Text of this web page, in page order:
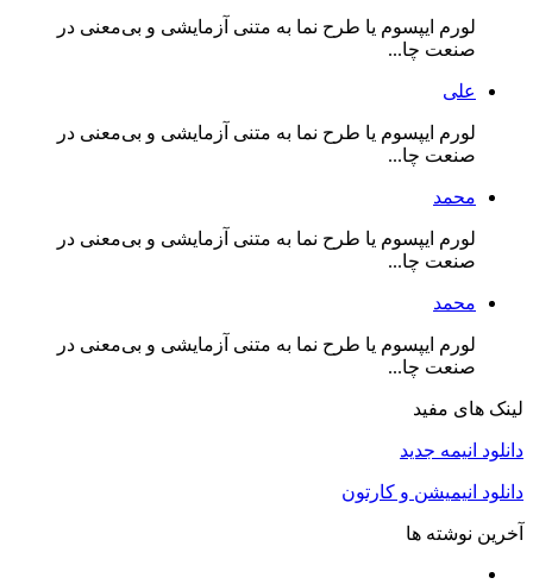
لورم ایپسوم یا طرح‌ نما به متنی آزمایشی و بی‌معنی در
صنعت چا...
علی
لورم ایپسوم یا طرح‌ نما به متنی آزمایشی و بی‌معنی در
صنعت چا...
محمد
لورم ایپسوم یا طرح‌ نما به متنی آزمایشی و بی‌معنی در
صنعت چا...
محمد
لورم ایپسوم یا طرح‌ نما به متنی آزمایشی و بی‌معنی در
صنعت چا...
لینک های مفید
دانلود انیمه جدید
دانلود انیمیشن و کارتون
آخرین نوشته ها